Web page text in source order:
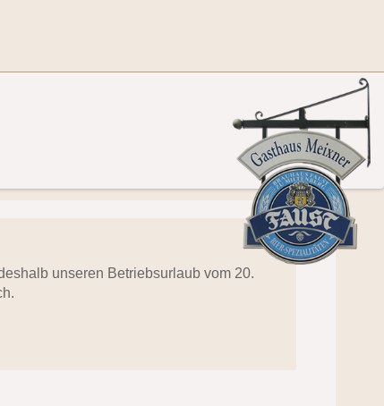
unseren Betriebsurlaub vom 20.